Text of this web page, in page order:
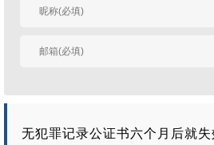
有人回复时邮件通知
无犯罪记录公证书六个月后就